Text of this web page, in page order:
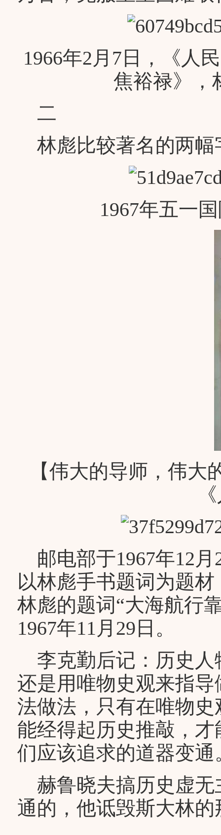
1966年2月7日，《人
焦裕禄》，
二
林彪比较著名的两幅
1967年五一
【伟大的导师，伟
邮电部于1967年12月
以林彪手书题词为题
林彪的题词“大海航行
1967年11月29日。
李克勤后记：历史人
还是用唯物史观来指
法做法，只有在唯物
能经得起历史推敲，
们应该追求的道器变通
赫鲁晓夫搞历史虚无
通的，他诋毁斯大林